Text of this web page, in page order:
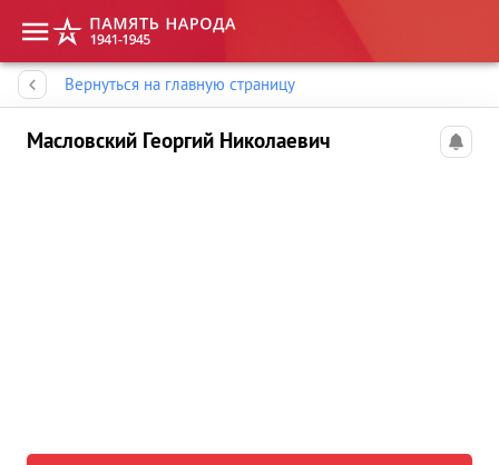
Вернуться на главную страницу
Масловский Георгий Николаевич
Память народа